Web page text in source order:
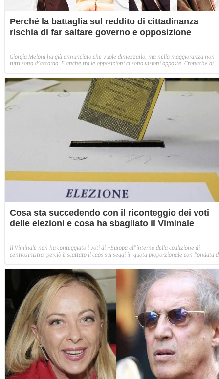
Perché la battaglia sul reddito di cittadinanza
rischia di far saltare governo e opposizione
Giorgia Meloni ha già annunciato che vuole dimezzarlo, ma nella maggioranza non
tutti sono d’accordo. E anche tra le opposizioni ci sono visioni opposte. Cronache di
Cosa sta succedendo con il riconteggio dei voti
delle elezioni e cosa ha sbagliato il Viminale
Il Viminale non ha conteggiato i voti di +Europa all'interno della coalizione di
centrosinistra, perciò è scattato il caos sui seggi in quota proporzionale con l'ondata